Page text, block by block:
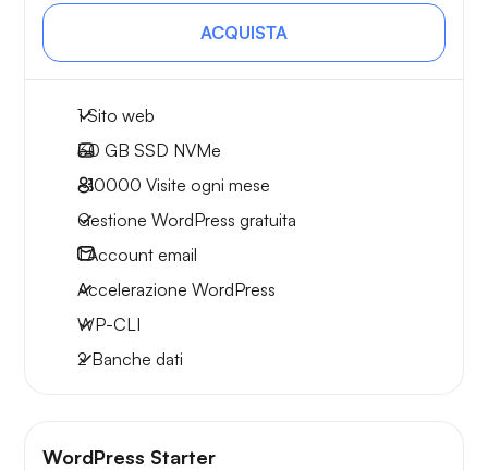
ACQUISTA
1 Sito web
30 GB SSD NVMe
~10000 Visite ogni mese
Gestione WordPress gratuita
1Account email
Accelerazione WordPress
WP-CLI
2 Banche dati
WordPress Starter